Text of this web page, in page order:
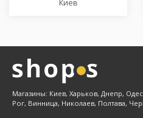
Киев
Магазины: Киев, Харьков, Днепр,
Рог, Винница, Николаев, Полтава,